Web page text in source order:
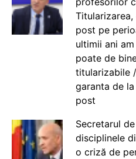
post pe
ultimii ani
poate de
titularizabile
garanta de
post
Secretarul
disciplinele
o criză de